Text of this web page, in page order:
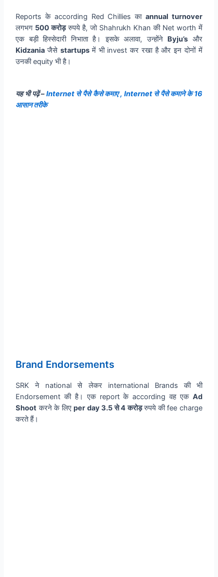
Reports के according Red Chillies का annual turnover
लगभग 500 करोड़रुपये है, जो Shahrukh Khan की Net worth में
एक बड़ी हिस्सेदारी निभाता है। इसके अलावा, उन्होंने Byju’s और
Kidzaniaजैसे startupsमें भी invest कर रखा है और इन दोनों में
उनकी equity भी है।
यह भी पढ़ें –Internet से पैसे कैसे कमाए , Internet से पैसे कमाने के 16
आसान तरीके
Brand Endorsements
SRK ने national से लेकर international Brands की भी
Endorsement की है। एक report के according वह एक Ad
Shoot करने के लिएper day 3.5 से 4 करोड़रुपये की fee charge
करते हैं।